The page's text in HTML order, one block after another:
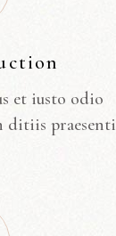
et iusto odio
ditiis praesenti